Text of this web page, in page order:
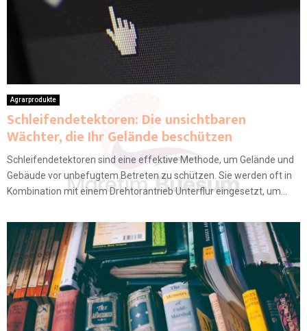
Agrarprodukte
Schleifendetektoren: Die unsichtbaren
Wächter, die Ihr Gelände beschützen
Schleifendetektoren sind eine effektive Methode, um Gelände und
Gebäude vor unbefugtem Betreten zu schützen. Sie werden oft in
Kombination mit einem Drehtorantrieb Unterflur eingesetzt, um...